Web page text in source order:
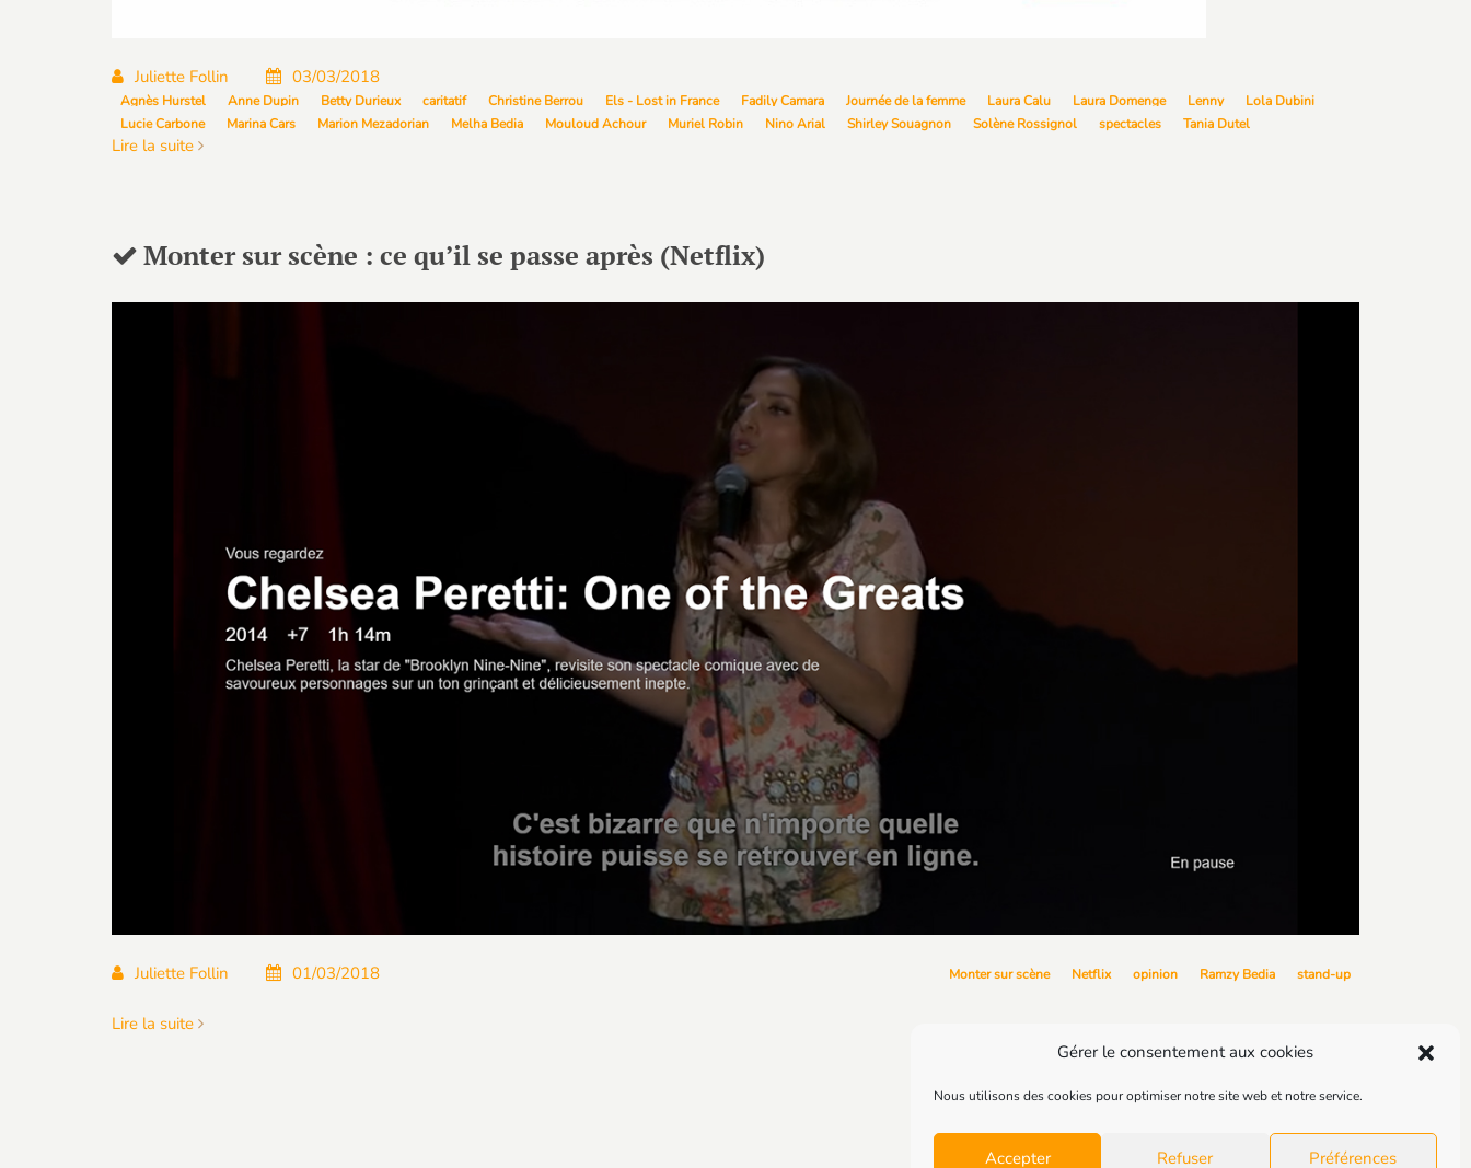
Gérer le consentement aux cookies
Nous utilisons des cookies pour optimiser notre site web et notre service.
Accepter Refuser Préférences
Juliette Follin 03/03/2018
Agnès Hurstel Anne Dupin Betty Durieux caritatif Christine Berrou Els - Lost in France Fadily Camara Journée de la femme Laura Calu Laura Domenge Lenny
Lola Dubini
Lucie Carbone
Marina Cars Marion Mezadorian Melha Bedia Mouloud Achour Muriel Robin Nino Arial Shirley Souagnon Solène Rossignol spectacles Tania Dutel
Lire la suite
Monter sur scène : ce qu’il se passe après (Netflix)
Juliette Follin 01/03/2018 Monter sur scène Netflix opinion Ramzy Bedia stand-up
Lire la suite